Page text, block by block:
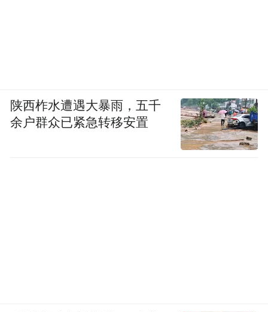
陕西柞水遭遇大暴雨，五千
余户群众已紧急转移安置